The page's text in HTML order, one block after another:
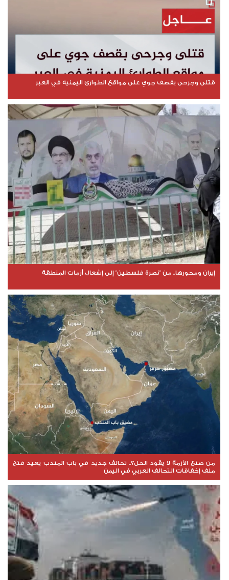
قتلى وجرحى بقصف جوي على مواقع الطوارئ اليمنية في العبر
إيران ومحورها.. من "نصرة فلسطين" إلى إشعال أزمات المنطقة
من صنع الأزمة لا يقود الحل؟.. تحالف جديد في باب المندب يعيد فتح
ملف إخفاقات التحالف العربي في اليمن